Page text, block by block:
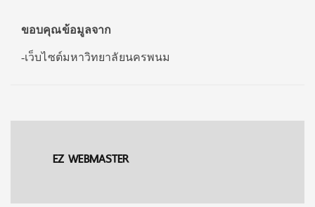
ขอบคุณข้อมูลจาก
-เว็บไซต์มหาวิทยาลัยนครพนม
EZ WEBMASTER